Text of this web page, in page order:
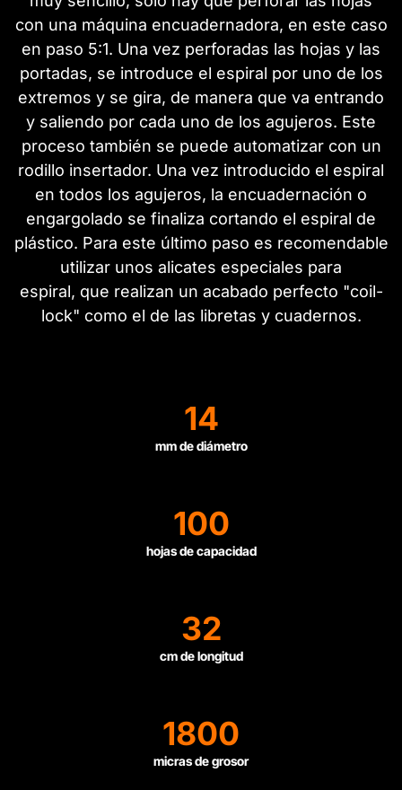
con una máquina encuadernadora, en este caso
en paso 5:1. Una vez perforadas las hojas y las
portadas, se introduce el espiral por uno de los
extremos y se gira, de manera que va entrando
y saliendo por cada uno de los agujeros. Este
proceso también se puede automatizar con un
rodillo insertador. Una vez introducido el espiral
en todos los agujeros, la encuadernación o
engargolado se finaliza cortando el espiral de
plástico. Para este último paso es recomendable
utilizar unos alicates especiales para
espiral, que realizan un acabado perfecto "coil-
lock" como el de las libretas y cuadernos.
14
mm de diámetro
100
hojas de capacidad
32
cm de longitud
1800
micras de grosor